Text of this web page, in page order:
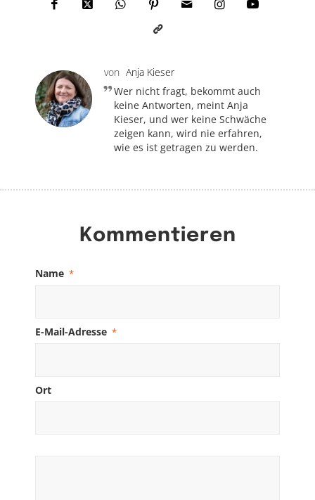
von Anja Kieser
Wer nicht fragt, bekommt auch
keine Antworten, meint Anja
Kieser, und wer keine Schwäche
zeigen kann, wird nie erfahren,
wie es ist getragen zu werden.
Kommentieren
Name *
E-Mail-Adresse *
Ort